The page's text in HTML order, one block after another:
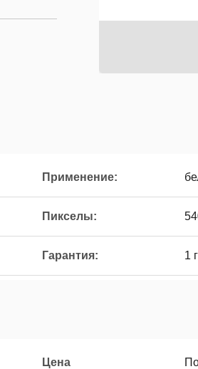
Применение:
Пикселы:
Гарантия: 1
Цена